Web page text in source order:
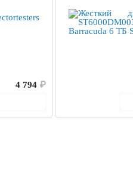
4 794 ₽